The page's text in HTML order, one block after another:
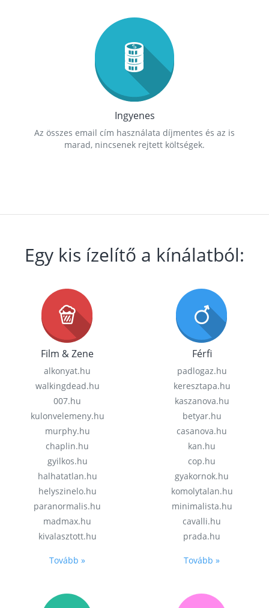
Ingyenes
Az összes email cím használata díjmentes és az is
marad, nincsenek rejtett költségek.
Egy kis ízelítő a kínálatból:
Film & Zene
alkonyat.hu
walkingdead.hu
007.hu
kulonvelemeny.hu
murphy.hu
chaplin.hu
gyilkos.hu
halhatatlan.hu
helyszinelo.hu
paranormalis.hu
madmax.hu
kivalasztott.hu
Tovább »
Férfi
padlogaz.hu
keresztapa.hu
kaszanova.hu
betyar.hu
casanova.hu
kan.hu
cop.hu
gyakornok.hu
komolytalan.hu
minimalista.hu
cavalli.hu
prada.hu
Tovább »